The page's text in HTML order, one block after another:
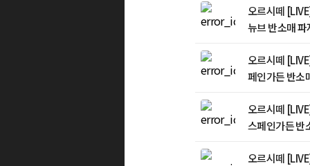
오르시떼
뉴브 반소매
오르시떼
페인가든 반소
오르시떼
스페인가든 반
오르시떼